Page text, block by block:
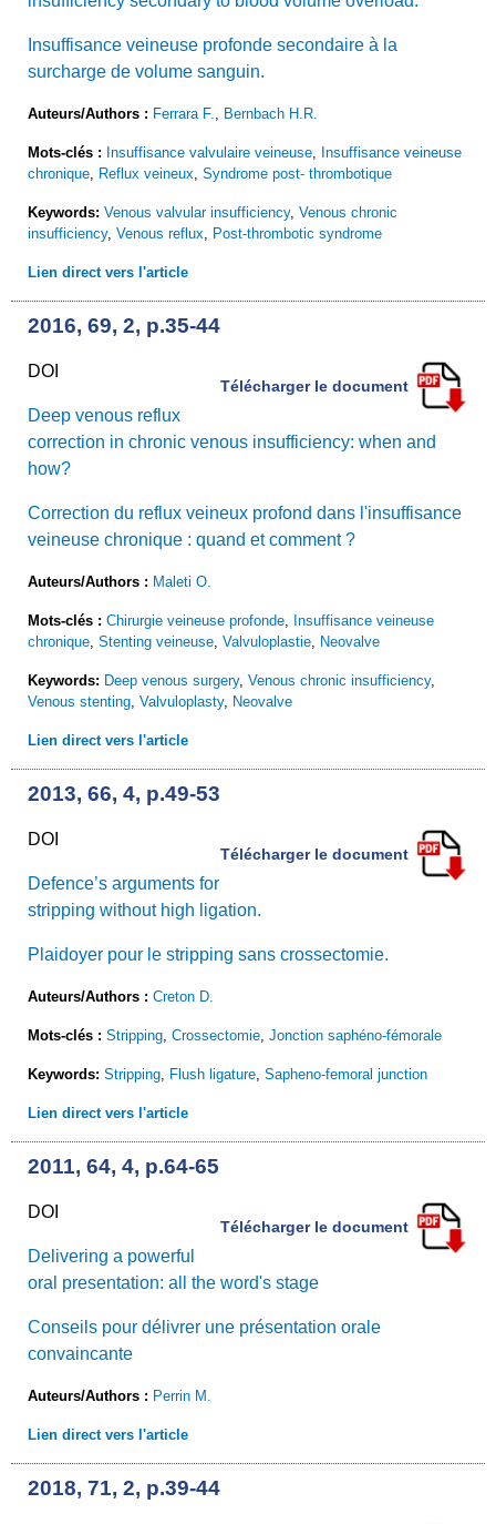
Insuffisance veineuse profonde secondaire à la
surcharge de volume sanguin.
Auteurs/Authors : Ferrara F. Bernbach H.R.
Mots-clés : Insuffisance valvulaire veineuse
Insuffisance veineuse
chronique
Reflux veineux Syndrome post- thrombotique
Keywords: Venous valvular insufficiency, Venous chronic
insufficiency, Venous reflux Post-thrombotic syndrome
Lien direct vers l'article
2016, 69, 2, p.35-44
DOI
Télécharger le document
Deep venous reflux
correction in chronic venous insufficiency: when and
how?
Correction du reflux veineux profond dans l'insuffisance
veineuse chronique : quand et comment ?
Auteurs/Authors : Maleti O.
Mots-clés : Chirurgie veineuse profonde
Insuffisance veineuse
chronique Stenting veineuse Valvuloplastie Neovalve
Keywords: Deep venous surgery, Venous chronic insufficiency,
Venous stenting Valvuloplasty, Neovalve
Lien direct vers l'article
2013, 66, 4, p.49-53
DOI
Télécharger le document
Defence’s arguments for
stripping without high ligation.
Plaidoyer pour le stripping sans crossectomie.
Auteurs/Authors : Creton D.
Mots-clés : Stripping Crossectomie Jonction saphéno-fémorale
Keywords: Stripping Flush ligature Sapheno-femoral junction
Lien direct vers l'article
2011, 64, 4, p.64-65
DOI
Télécharger le document
Delivering a powerful
oral presentation: all the word's stage
Conseils pour délivrer une présentation orale
convaincante
Auteurs/Authors : Perrin M.
Lien direct vers l'article
2018, 71, 2, p.39-44